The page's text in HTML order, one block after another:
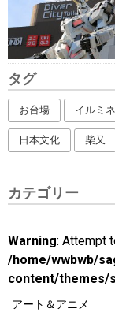
タグ
お台場 イルミ
日本文化 柴又
カテゴリー
Warning: Attempt
/home/wwbwb/
content/themes/
アート＆アニメ